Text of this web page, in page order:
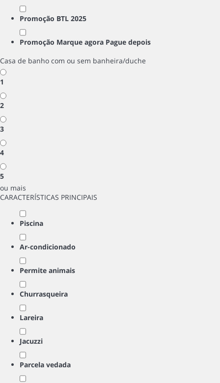
Promoção BTL 2025
Promoção Marque agora Pague depois
Casa de banho com ou sem banheira/duche
1
2
3
4
5
ou mais
CARACTERÍSTICAS PRINCIPAIS
Piscina
Ar-condicionado
Permite animais
Churrasqueira
Lareira
Jacuzzi
Parcela vedada